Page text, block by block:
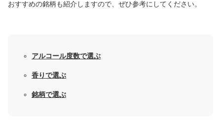
おすすめの銘柄も紹介しますので、ぜひ参考にしてください。
アルコール度数で選ぶ
香りで選ぶ
銘柄で選ぶ